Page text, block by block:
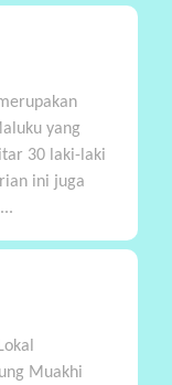
yang
30 laki-laki
ini juga
Muakhi